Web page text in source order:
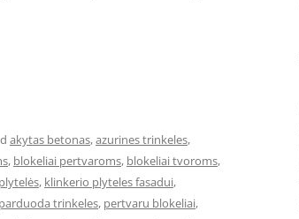
akytas betonas,azurines trinkeles,
, blokeliai pertvaroms, blokeliai tvoroms,
, klinkerio plyteles fasadui,
parduoda trinkeles, pertvaru blokeliai,